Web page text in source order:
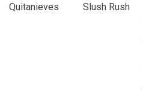
Quitanieves
Slush Rush